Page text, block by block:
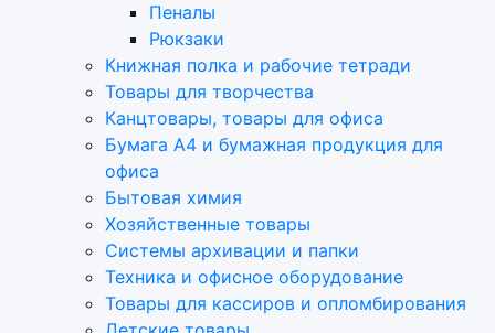
Пеналы
Рюкзаки
Книжная полка и рабочие тетради
Товары для творчества
Канцтовары, товары для офиса
Бумага А4 и бумажная продукция для
офиса
Бытовая химия
Хозяйственные товары
Системы архивации и папки
Техника и офисное оборудование
Товары для кассиров и опломбирования